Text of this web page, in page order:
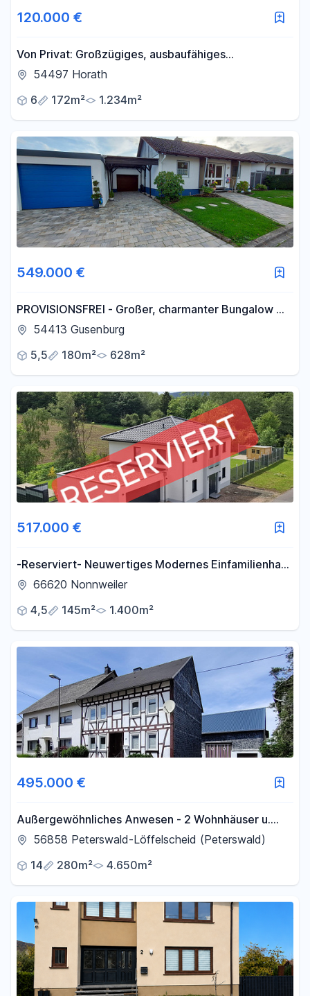
120.000 €
Von Privat: Großzügiges, ausbaufähiges
Einfamilienwohnhaus mit Garten und
54497 Horath
6
172m² 1.234m²
549.000 €
PROVISIONSFREI - Großer, charmanter Bungalow mit
Untergeschoß - keine Renovierungen, nur einziehen!
54413 Gusenburg
5,5
180m² 628m²
517.000 €
-Reserviert- Neuwertiges Modernes Einfamilienhaus
KFW 55 -Provisionsfrei-
66620 Nonnweiler
4,5
145m² 1.400m²
495.000 €
Außergewöhnliches Anwesen - 2 Wohnhäuser u.
Wirtschaftsgebäude auf großem Grundstück
56858 Peterswald-Löffelscheid (Peterswald)
14
280m² 4.650m²